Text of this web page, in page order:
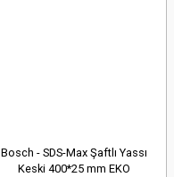
Bosch - SDS-Max Şaftlı Yassı
Keski 400*25 mm EKO